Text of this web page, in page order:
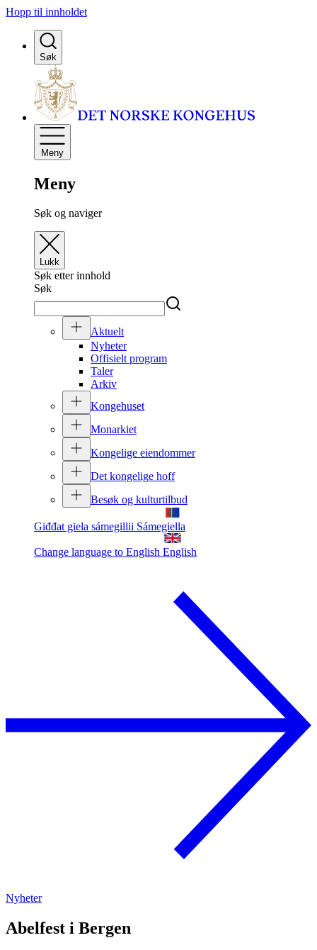
Hopp til innholdet
Søk
Meny
Meny
Søk og naviger
Lukk
Søk etter innhold
Søk
Aktuelt
Nyheter
Offisielt program
Taler
Arkiv
Kongehuset
Monarkiet
Kongelige eiendommer
Det kongelige hoff
Besøk og kulturtilbud
Giđđat giela sámegillii Sámegiella
Change language to English English
Nyheter
Abelfest i Bergen